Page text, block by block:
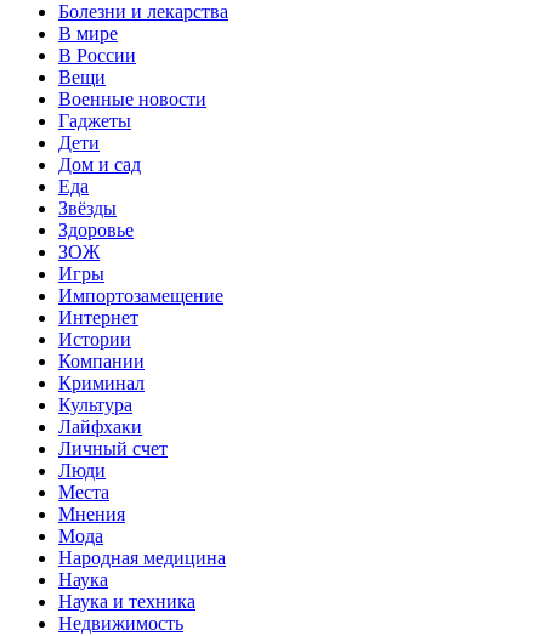
Болезни и лекарства
В мире
В России
Вещи
Военные новости
Гаджеты
Дети
Дом и сад
Еда
Звёзды
Здоровье
ЗОЖ
Игры
Импортозамещение
Интернет
Истории
Компании
Криминал
Культура
Лайфхаки
Личный счет
Люди
Места
Мнения
Мода
Народная медицина
Наука
Наука и техника
Недвижимость